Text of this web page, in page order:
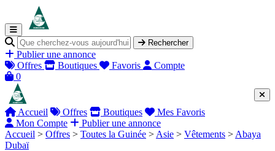
Rechercher
Publier une annonce
Offres
Boutiques Favoris
Compte
0
Accueil Offres Boutiques
Mes Favoris
Mon Compte
Publier une annonce
Accueil > Offres > Toutes la Guinée > Asie > Vêtements > Abaya
Dubaï